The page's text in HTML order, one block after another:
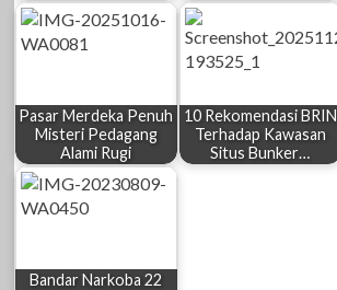
Pasar Merdeka Penuh
Misteri Pedagang
Alami Rugi
10 Rekomendasi BRIN
Terhadap Kawasan
Situs Bunker…
Bandar Narkoba 22